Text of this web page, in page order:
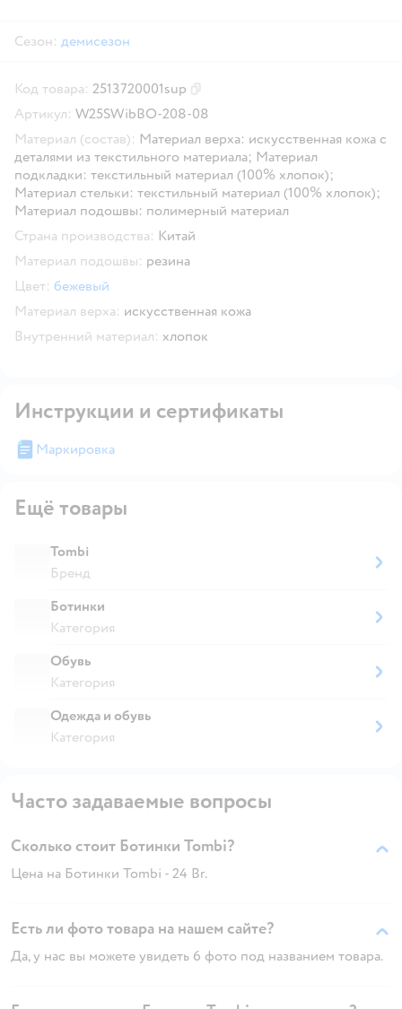
Сезон: демисезон
Код товара: 2513720001sup
Артикул: W25SWibBO-208-08
Материал (состав): Материал верха: искусственная кожа с
деталями из текстильного материала; Материал
подкладки: текстильный материал (100% хлопок);
Материал стельки: текстильный материал (100% хлопок);
Материал подошвы: полимерный материал
Страна производства: Китай
Материал подошвы: резина
Цвет: бежевый
Материал верха: искусственная кожа
Внутренний материал: хлопок
Инструкции и сертификаты
Маркировка
Ещё товары
Tombi
Бренд
Ботинки
Категория
Обувь
Категория
Одежда и обувь
Категория
Часто задаваемые вопросы
Сколько стоит Ботинки Tombi?
Цена на Ботинки Tombi - 24 Br.
Есть ли фото товара на нашем сайте?
Да, у нас вы можете увидеть 6 фото под названием товара.